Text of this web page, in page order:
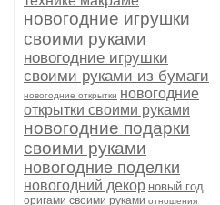
новогодние игрушки
своими руками
новогодние игрушки
своими руками из бумаги
новогодние открытки новогодние
открытки своими руками
новогодние подарки
своими руками
новогодние поделки
новогодний декор новый год
оригами своими руками отношения